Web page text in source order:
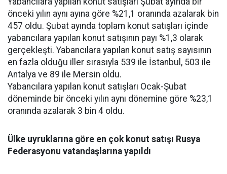
önceki yılın aynı ayına göre %21,1 oranında azalarak bin
457 oldu. Şubat ayında toplam konut satışları içinde
yabancılara yapılan konut satışının payı %1,3 olarak
gerçekleşti. Yabancılara yapılan konut satış sayısının
en fazla olduğu iller sırasıyla 539 ile İstanbul, 503 ile
Antalya ve 89 ile Mersin oldu.
Yabancılara yapılan konut satışları Ocak-Şubat
döneminde bir önceki yılın aynı dönemine göre %23,1
oranında azalarak 3 bin 4 oldu.
Ülke uyruklarına göre en çok konut satışı Rusya
Federasyonu vatandaşlarına yapıldı